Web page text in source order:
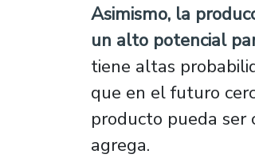
Asimismo, la
un alto potencial
tiene altas
que en el futuro
producto pueda ser
agrega.